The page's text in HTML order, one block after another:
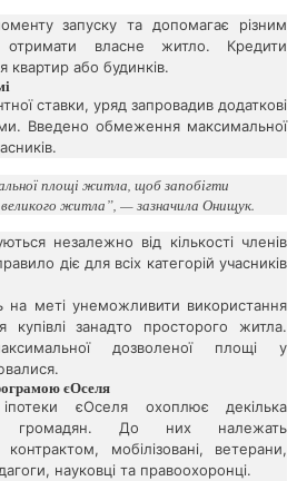
запуску та допомагає різним
отримати власне житло. Кредити
квартир або будинків.
ставки, уряд запровадив додаткові
Введено обмеження максимальної
площі житла, щоб запобігти
житла”, — зазначила Онищук.
незалежно від кількості членів
діє для всіх категорій учасників
меті унеможливити використання
купівлі занадто просторого житла.
дозволеної площі у
єОселя
єОселя охоплює декілька
громадян. До них належать
контрактом, мобілізовані, ветерани,
науковці та правоохоронці.